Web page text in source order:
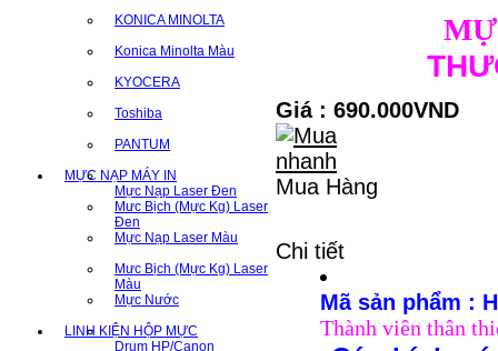
KONICA MINOLTA
Konica Minolta Màu
KYOCERA
Toshiba
PANTUM
MỰC NẠP MÁY IN
Mực Nạp Laser Đen
Mưc Bịch (Mực Kg) Laser
Đen
Mực Nạp Laser Màu
Mưc Bịch (Mực Kg) Laser
Màu
Mực Nước
LINH KIỆN HỘP MỰC
Drum HP/Canon
Giá : 690.000VND
Mua Hàng
Chi tiết
Mã sản phẩm :
Thành viên thân